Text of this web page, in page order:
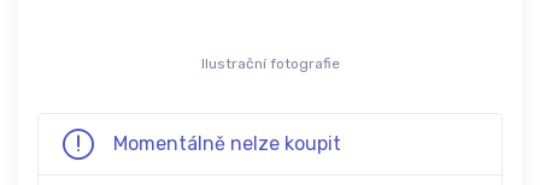
Ilustrační fotografie
Momentálně nelze koupit